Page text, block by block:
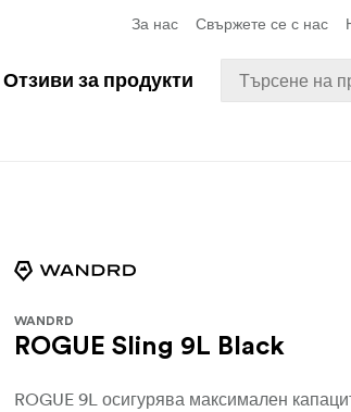
За нас Свържете се с нас
Отзиви за продукти
WANDRD
ROGUE Sling 9L Black
ROGUE 9L осигурява максимален